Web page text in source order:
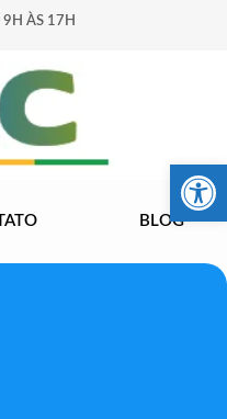
9H ÀS 17H
BLOG
Barra de